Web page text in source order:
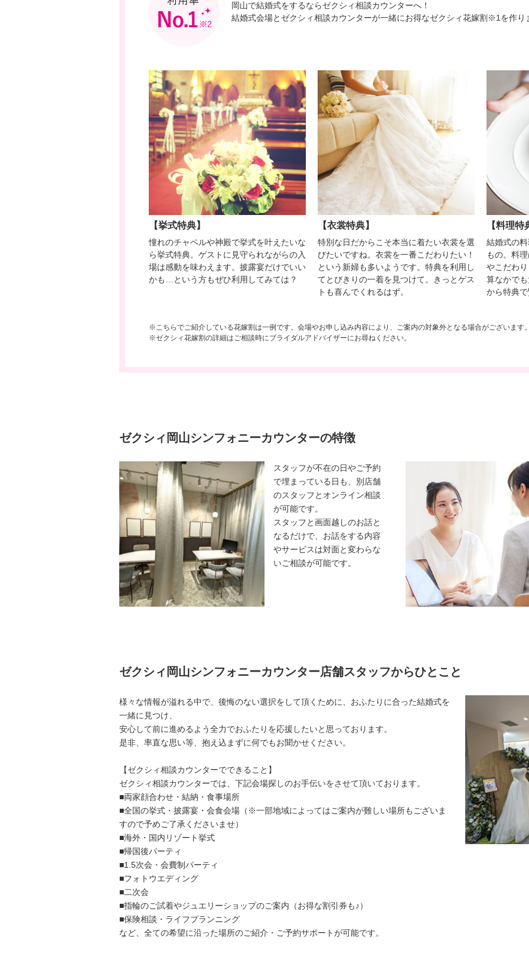
岡山で結婚式をするならゼクシィ相談カウンターへ！
結婚式会場とゼクシィ相談カウンターが一緒にお得なゼクシィ花嫁割※1を作り
【挙式特典】
憧れのチャペルや神殿で挙式を叶えたいな
ら挙式特典。ゲストに見守られながらの入
場は感動を味わえます。披露宴だけでいい
かも…という方もぜひ利用してみては？
【衣裳特典】
特別な日だからこそ本当に着たい衣裳を選
びたいですね。衣裳を一番こだわりたい！
という新婦も多いようです。特典を利用し
てとびきりの一着を見つけて。きっとゲス
トも喜んでくれるはず。
【料理特
結婚式の
もの。料
やこだわ
算なかで
から特典
※こちらでご紹介している花嫁割は一例です。会場やお申し込み内容により、ご案内の対象外となる場合がございます
※ゼクシィ花嫁割の詳細はご相談時にブライダルアドバイザーにお尋ねください。
ゼクシィ岡山シンフォニーカウンターの特徴
スタッフが不在の日やご予約
で埋まっている日も、別店舗
のスタッフとオンライン相談
が可能です。
スタッフと画面越しのお話と
なるだけで、お話をする内容
やサービスは対面と変わらな
いご相談が可能です。
ゼクシィ岡山シンフォニーカウンター店舗スタッフからひとこと
様々な情報が溢れる中で、後悔のない選択をして頂くために、おふたりに合った結婚式を
一緒に見つけ、
安心して前に進めるよう全力でおふたりを応援したいと思っております。
是非、率直な思い等、抱え込まずに何でもお聞かせください。
【ゼクシィ相談カウンターでできること】
ゼクシィ相談カウンターでは、下記会場探しのお手伝いをさせて頂いております。
■両家顔合わせ・結納・食事場所
■全国の挙式・披露宴・会食会場（※一部地域によってはご案内が難しい場所もございま
すので予めご了承くださいませ）
■海外・国内リゾート挙式
■帰国後パーティ
■1.5次会・会費制パーティ
■フォトウエディング
■二次会
■指輪のご試着やジュエリーショップのご案内（お得な割引券も♪）
■保険相談・ライフプランニング
など、全ての希望に沿った場所のご紹介・ご予約サポートが可能です。